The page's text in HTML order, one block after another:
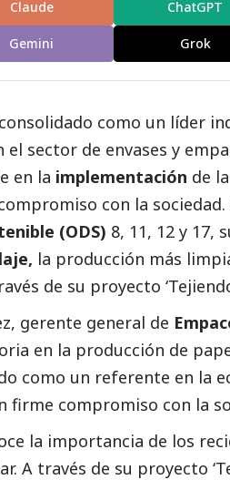
Claude ChatGPT
Gemini Grok
como un líder
el sector de envases y
en la implementación de la
con la
(ODS) 8, 11, 12 y 17,
la producción más
de su proyecto
gerente general de
en la producción de
como un referente en la
firme compromiso con la
la importancia de los
A través de su proyecto